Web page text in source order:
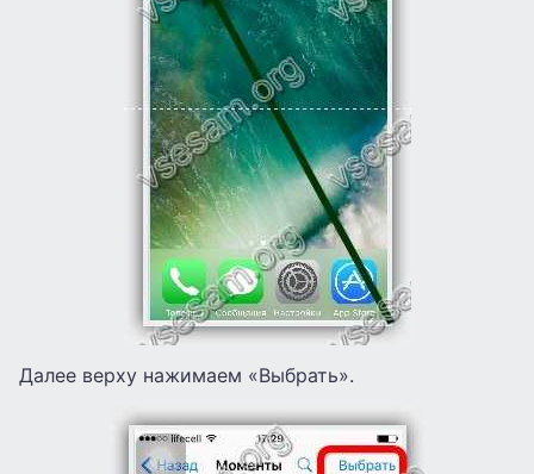
Далее верху нажимаем «Выбрать».